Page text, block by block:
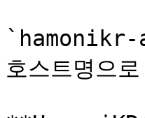
`hamonikr-
호스트명으